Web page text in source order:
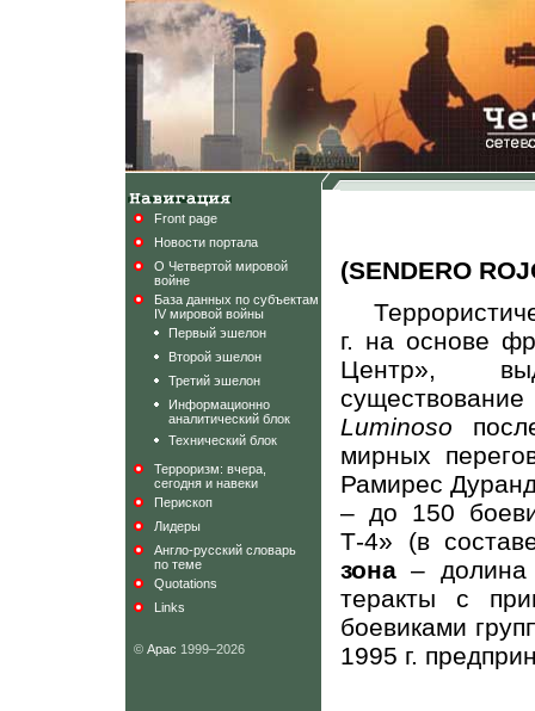
Front page
Новости портала
О Четвертой мировой
войне
База данных по субъектам
IV мировой войны
Первый эшелон
Второй эшелон
Третий эшелон
Информационно
аналитический блок
Технический блок
Терроризм: вчера,
сегодня и навеки
Перископ
Лидеры
Англо-русский словарь
по теме
Quotations
Links
© Арас 1999–2026
(SENDERO
г. на основе
Центр»,
Luminoso
мирных
Рамирес
– до 150
Т-4» (в
зона –
теракты с
боевиками
1995 г.